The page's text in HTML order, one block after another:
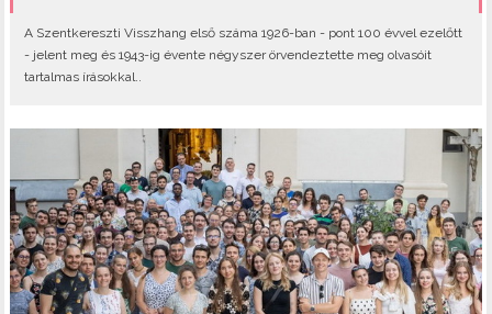
A Szentkereszti Visszhang első száma 1926-ban - pont 100 évvel ezelőtt
- jelent meg és 1943-ig évente négyszer örvendeztette meg olvasóit
tartalmas írásokkal..